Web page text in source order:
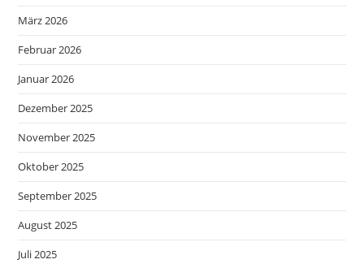
März 2026
Februar 2026
Januar 2026
Dezember 2025
November 2025
Oktober 2025
September 2025
August 2025
Juli 2025